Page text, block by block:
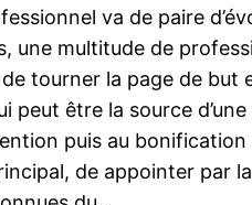
va de paire
une multitude de
tourner la page de but
peut être la source
puis au
de appointer par